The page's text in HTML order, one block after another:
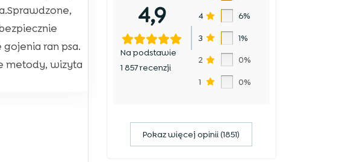
ran psa.
metody, wizyta
4,9
Na podstawie
1 857 recenzji
4 6%
3 1%
2 0%
1 0%
Pokaz więcej opinii (1851)